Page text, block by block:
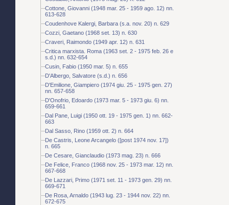
Cottone, Giovanni (1948 mar. 25 - 1959 ago. 12) nn.
613-628
Coudenhove Kalergi, Barbara (s.a. nov. 20) n. 629
Cozzi, Gaetano (1968 set. 13) n. 630
Craveri, Raimondo (1949 apr. 12) n. 631
Critica marxista. Roma (1963 set. 2 - 1975 feb. 26 e
s.d.) nn. 632-654
Cusin, Fabio (1950 mar. 5) n. 655
D'Albergo, Salvatore (s.d.) n. 656
D'Emilione, Giampiero (1974 giu. 25 - 1975 gen. 27)
nn. 657-658
D'Onofrio, Edoardo (1973 mar. 5 - 1973 giu. 6) nn.
659-661
Dal Pane, Luigi (1950 ott. 19 - 1975 gen. 1) nn. 662-
663
Dal Sasso, Rino (1959 ott. 2) n. 664
De Castris, Leone Arcangelo ([post 1974 nov. 17])
n. 665
De Cesare, Gianclaudio (1973 mag. 23) n. 666
De Felice, Franco (1968 nov. 25 - 1973 mar. 12) nn.
667-668
De Lazzari, Primo (1971 set. 11 - 1973 gen. 29) nn.
669-671
De Rosa, Arnaldo (1943 lug. 23 - 1944 nov. 22) nn.
672-675